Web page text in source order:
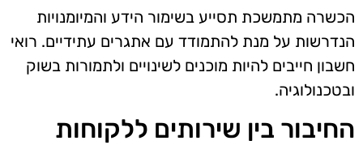
הכשרה מתמשכת תסייע בשימור הידע והמיומנויות
הנדרשות על מנת להתמודד עם אתגרים עתידיים. רואי
חשבון חייבים להיות מוכנים לשינויים ולתמורות בשוק
ובטכנולוגיה.
החיבור בין שירותים ללקוחות